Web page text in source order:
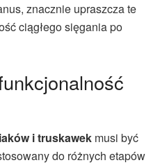
znacznie upraszcza te
ciągłego sięgania po
i truskawek musi być
do różnych etapów